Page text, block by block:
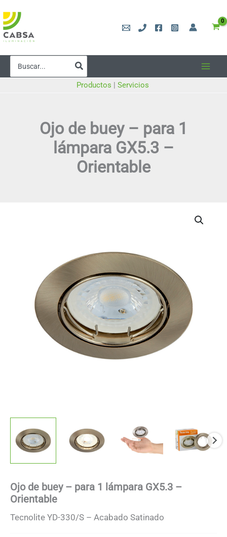
al
contenido
por:
Productos | Servicios
Ojo de buey – para 1
lámpara GX5.3 –
Orientable
Ojo de buey – para 1 lámpara GX5.3 –
Orientable
Tecnolite YD-330/S – Acabado Satinado